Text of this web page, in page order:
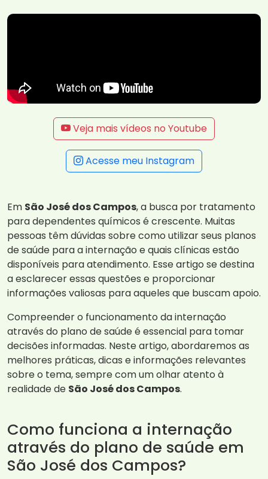
Veja mais vídeos no Youtube
Acesse meu Instagram
Em São José dos Campos, a busca por tratamento
para dependentes químicos é crescente. Muitas
pessoas têm dúvidas sobre como utilizar seus planos
de saúde para a internação e quais clínicas estão
disponíveis para atendimento. Esse artigo se destina
a esclarecer essas questões e proporcionar
informações valiosas para aqueles que buscam apoio.
Compreender o funcionamento da internação
através do plano de saúde é essencial para tomar
decisões informadas. Neste artigo, abordaremos as
melhores práticas, dicas e informações relevantes
sobre o tema, sempre com um olhar atento à
realidade de São José dos Campos.
Como funciona a internação
através do plano de saúde em
São José dos Campos?